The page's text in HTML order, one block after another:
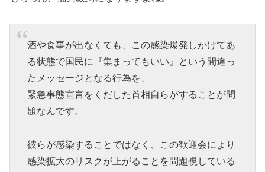
酒や食事が出なくても、この感染爆発しかけてあ
る状態で国民に『集まってもいい』という間違っ
たメッセージとなる行為を、
緊急事態宣言をくだした首相自らがすることが問
題なんです。
彼らが感染することではなく、この歓迎会により
感染拡大のリスクが上がることを問題視している